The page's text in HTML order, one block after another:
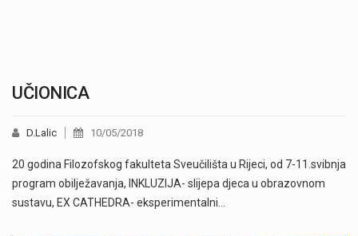
UČIONICA
D.Lalic 10/05/2018
20 godina Filozofskog fakulteta Sveučilišta u Rijeci, od 7-11.svibnja
program obilježavanja, INKLUZIJA- slijepa djeca u obrazovnom
sustavu, EX CATHEDRA- eksperimentalni…